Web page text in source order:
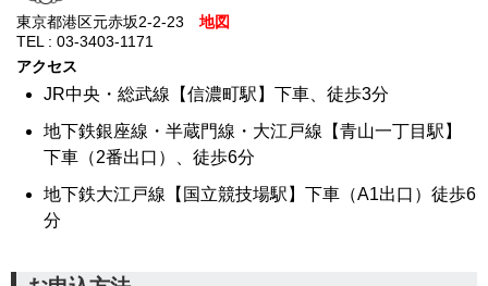
東京都港区元赤坂2-2-23 地図
TEL : 03-3403-1171
アクセス
JR中央・総武線【信濃町駅】下車、徒歩3分
地下鉄銀座線・半蔵門線・大江戸線【青山一丁目駅】
下車（2番出口）、徒歩6分
地下鉄大江戸線【国立競技場駅】下車（A1出口）徒歩6
分